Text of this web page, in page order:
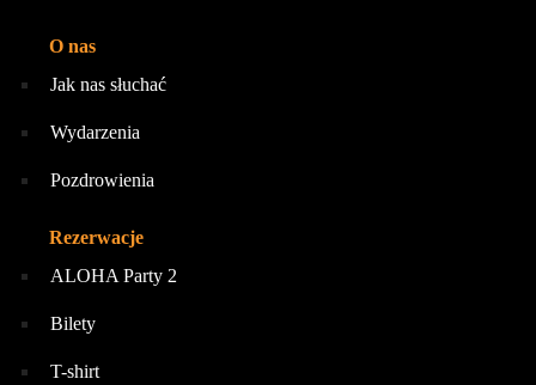
O nas
Jak nas słuchać
Wydarzenia
Pozdrowienia
Rezerwacje
ALOHA Party 2
Bilety
T-shirt